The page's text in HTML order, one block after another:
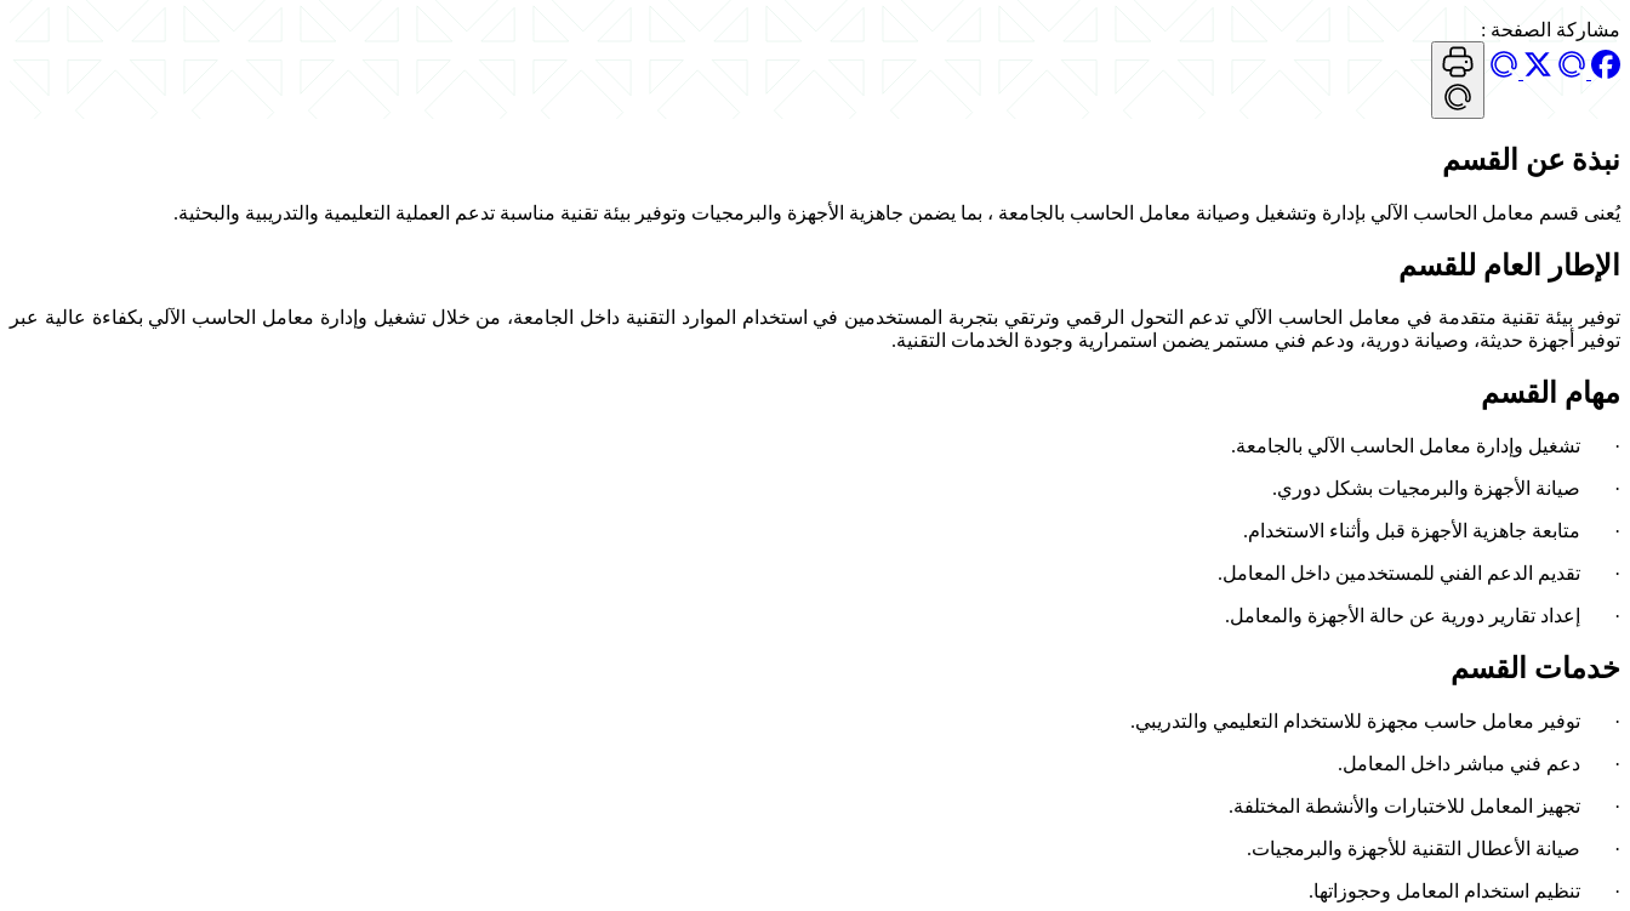
مشاركة الصفحة :
نبذة عن القسم
يُعنى قسم معامل الحاسب الآلي بإدارة وتشغيل وصيانة معامل الحاسب بالجامعة ، بما يضمن جاهزية الأجهزة والبرمجيات وتوفير بيئة تقنية مناسبة تدعم العملية التعليمية والتدريبية والبحثية.
الإطار العام للقسم
توفير بيئة تقنية متقدمة في معامل الحاسب الآلي تدعم التحول الرقمي وترتقي بتجربة المستخدمين في استخدام الموارد التقنية داخل الجامعة، من خلال تشغيل وإدارة معامل الحاسب الآلي بكفاءة عالية عبر
توفير أجهزة حديثة، وصيانة دورية، ودعم فني مستمر يضمن استمرارية وجودة الخدمات التقنية.
مهام القسم
· تشغيل وإدارة معامل الحاسب الآلي بالجامعة.
· صيانة الأجهزة والبرمجيات بشكل دوري.
· متابعة جاهزية الأجهزة قبل وأثناء الاستخدام.
· تقديم الدعم الفني للمستخدمين داخل المعامل.
· إعداد تقارير دورية عن حالة الأجهزة والمعامل.
خدمات القسم
· توفير معامل حاسب مجهزة للاستخدام التعليمي والتدريبي.
· دعم فني مباشر داخل المعامل.
· تجهيز المعامل للاختبارات والأنشطة المختلفة.
· صيانة الأعطال التقنية للأجهزة والبرمجيات.
· تنظيم استخدام المعامل وحجوزاتها.